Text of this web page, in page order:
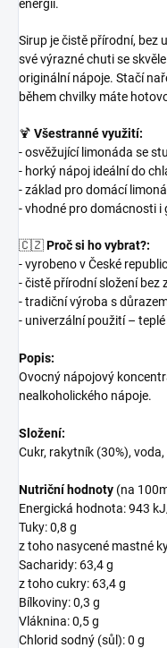
energii.
Sirup je čistě přírodní, bez
své výrazné chuti se
originální nápoje. Stačí
během chvilky máte
🍹 Všestranné využití:
- osvěžující limonáda se
- horký nápoj ideální do
- základ pro domácí
- vhodné pro domácnosti
🇨🇿Proč si ho vybrat?:
- vyrobeno v České
- čistě přírodní složení bez
- tradiční výroba s
- univerzální použití –
Popis:
Ovocný nápojový
nealkoholického nápoje.
Složení:
Cukr, rakytník (30%),
Nutriční hodnoty (na
Energická hodnota: 943
Tuky: 0,8 g
z toho nasycené mastné
Sacharidy: 63,4 g
z toho cukry: 63,4 g
Bílkoviny: 0,3 g
Vláknina: 0,5 g
Chlorid sodný (sůl): 0 g